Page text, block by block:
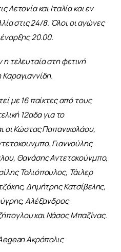
και Ιταλία και εν
στις 24/8. Όλοι οι αγώνες
20.00.
τελευταία στη φετινή
με 16 παίκτες από τους
12αδα για το
οι Κώστας Παπανικολάου,
Γιαννούλης
Θανάσης Αντετοκούνμπο,
Τολιόπουλος, Τάιλερ
Δημήτρης Κατσίβελης,
Αλέξανδρος
και Νάσος Μπαζίνας.
Ακρόπολις